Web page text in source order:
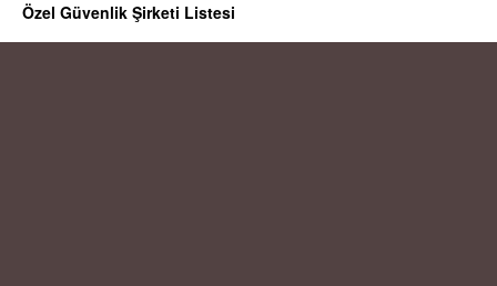
l
e
Özel Güvenlik Şirketi Listesi